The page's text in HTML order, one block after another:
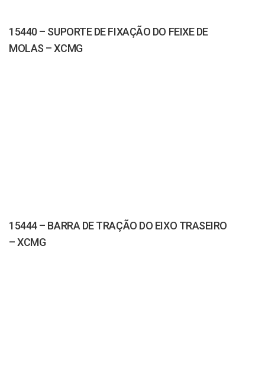
15440 – SUPORTE DE FIXAÇÃO DO FEIXE DE
MOLAS – XCMG
15444 – BARRA DE TRAÇÃO DO EIXO TRASEIRO
– XCMG